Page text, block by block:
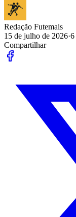
Redação Futemais
15 de julho de 2026·6
Compartilhar